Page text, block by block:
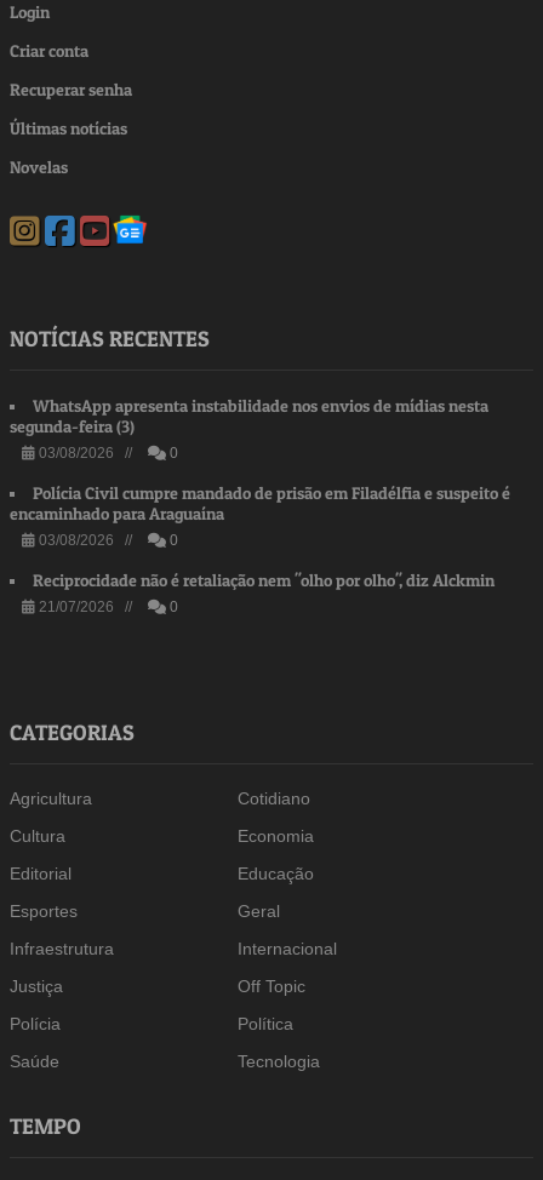
Login
Criar conta
Recuperar senha
Últimas notícias
Novelas
NOTÍCIAS RECENTES
WhatsApp apresenta instabilidade nos envios de mídias nesta
segunda-feira (3)
03/08/2026 // 0
Polícia Civil cumpre mandado de prisão em Filadélfia e suspeito é
encaminhado para Araguaína
03/08/2026 // 0
Reciprocidade não é retaliação nem "olho por olho", diz Alckmin
21/07/2026 // 0
CATEGORIAS
Agricultura
Cotidiano
Cultura
Economia
Editorial
Educação
Esportes
Geral
Infraestrutura
Internacional
Justiça
Off Topic
Polícia
Política
Saúde
Tecnologia
TEMPO